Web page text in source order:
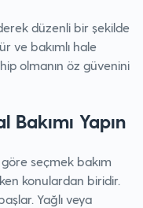
düzenli bir şekilde
ve bakımlı hale
olmanın öz güvenini
Yapın
seçmek bakım
konulardan biridir.
Yağlı veya